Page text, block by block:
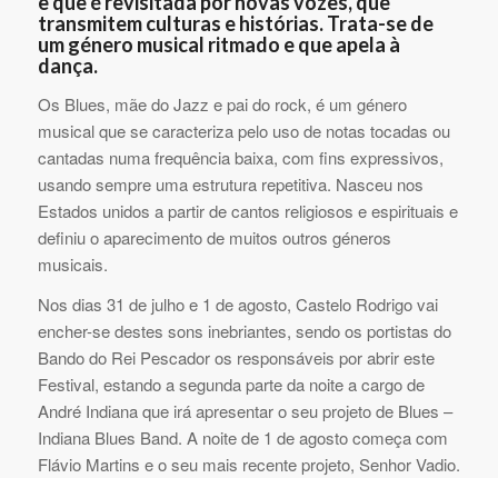
transmitem culturas e histórias. Trata-se de
um género musical ritmado e que apela à
dança.
Os Blues, mãe do Jazz e pai do rock, é um género
musical que se caracteriza pelo uso de notas tocadas ou
cantadas numa frequência baixa, com fins expressivos,
usando sempre uma estrutura repetitiva. Nasceu nos
Estados unidos a partir de cantos religiosos e espirituais e
definiu o aparecimento de muitos outros géneros
musicais.
Nos dias 31 de julho e 1 de agosto, Castelo Rodrigo vai
encher-se destes sons inebriantes, sendo os portistas do
Bando do Rei Pescador os responsáveis por abrir este
Festival, estando a segunda parte da noite a cargo de
André Indiana que irá apresentar o seu projeto de Blues –
Indiana Blues Band. A noite de 1 de agosto começa com
Flávio Martins e o seu mais recente projeto, Senhor Vadio.